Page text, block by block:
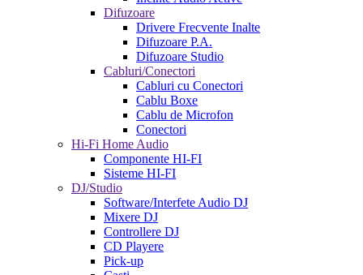
Difuzoare
Drivere Frecvente Inalte
Difuzoare P.A.
Difuzoare Studio
Cabluri/Conectori
Cabluri cu Conectori
Cablu Boxe
Cablu de Microfon
Conectori
Hi-Fi Home Audio
Componente HI-FI
Sisteme HI-FI
DJ/Studio
Software/Interfete Audio DJ
Mixere DJ
Controllere DJ
CD Playere
Pick-up